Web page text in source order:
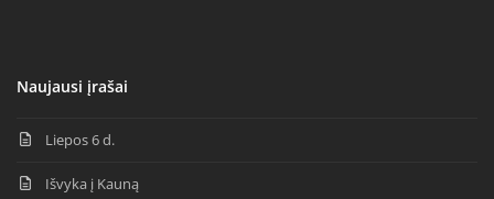
Naujausi įrašai
Liepos 6 d.
Išvyka į Kauną